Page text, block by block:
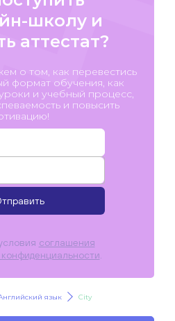
школу и
аттестат?
о том, как перевестись
формат обучения, как
и учебный процесс,
и повысить
соглашения
язык City